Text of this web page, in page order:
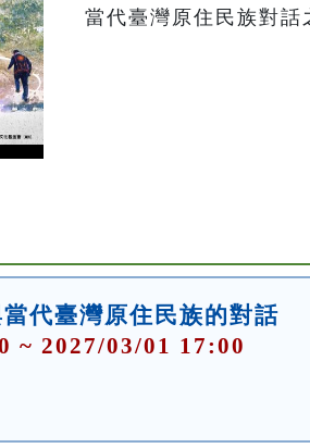
當代臺灣原住民族對話
代臺灣原住民族的對話
~ 2027/03/01 17:00